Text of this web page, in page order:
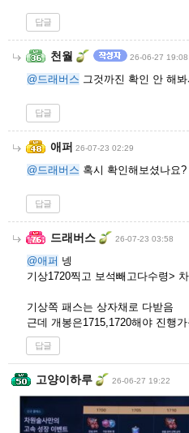
답글
천월 26-06-27 19:08
@드래버스 그것까진 확인 안 해
답글
애퍼 26-07-23 02:29
@드래버스 혹시 확인해보셨나요?
답글
드래버스 26-07-23 03:58
@애퍼 넹
기상1720찍고 보석빼고다수령>
기상쪽 패스는 상자채로 다받음
근데 개봉은1715,1720해야 진행가
답글
고양이하루 26-06-27 19:22